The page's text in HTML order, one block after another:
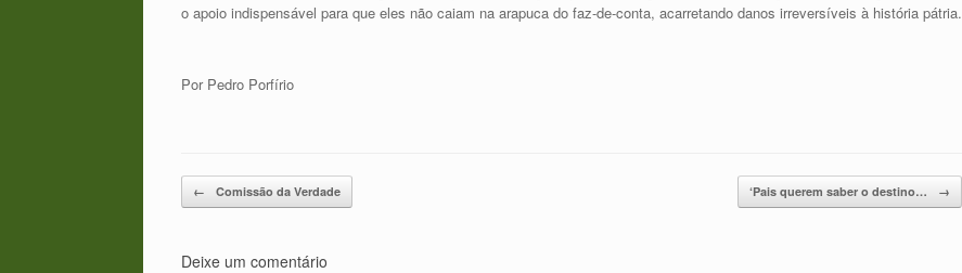
o apoio indispensável para que eles não caiam na arapuca do faz-de-conta, acarretando danos irreversíveis à história pátria.
Por Pedro Porfírio
Post navigation
← Comissão da Verdade ‘Pais querem saber o destino… →
Deixe um comentário